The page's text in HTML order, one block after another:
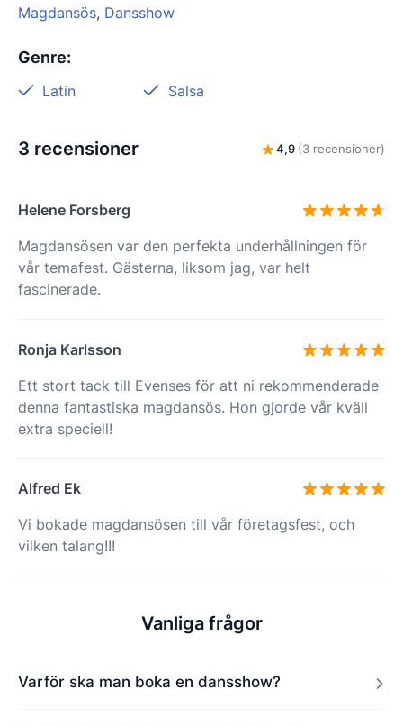
Magdansös, Dansshow
Genre:
Latin Salsa
3 recensioner 4,9 (3 recensioner)
Helene Forsberg
Magdansösen var den perfekta underhållningen för
vår temafest. Gästerna, liksom jag, var helt
fascinerade.
Ronja Karlsson
Ett stort tack till Evenses för att ni rekommenderade
denna fantastiska magdansös. Hon gjorde vår kväll
extra speciell!
Alfred Ek
Vi bokade magdansösen till vår företagsfest, och
vilken talang!!!
Vanliga frågor
Varför ska man boka en dansshow?